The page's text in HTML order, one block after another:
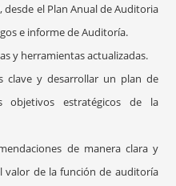
el Plan Anual de Auditoria
e informe de Auditoría.
y herramientas actualizadas.
clave y desarrollar un plan de
objetivos estratégicos de la
de manera clara y
valor de la función de auditoría